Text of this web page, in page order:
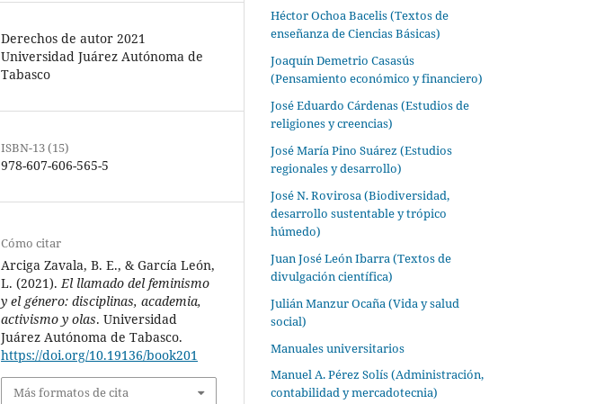
Derechos de autor 2021
Universidad Juárez Autónoma de
Tabasco
ISBN-13 (15)
978-607-606-565-5
Cómo citar
Arciga Zavala, B. E., & García León,
L. (2021).El llamado del feminismo
y el género: disciplinas, academia,
activismo y olas. Universidad
Juárez Autónoma de Tabasco.
https://doi.org/10.19136/book201
Más formatos de cita
Héctor Ochoa Bacelis (Textos de
enseñanza de Ciencias Básicas)
Joaquín Demetrio Casasús
(Pensamiento económico y financiero)
José Eduardo Cárdenas (Estudios de
religiones y creencias)
José María Pino Suárez (Estudios
regionales y desarrollo)
José N. Rovirosa (Biodiversidad,
desarrollo sustentable y trópico
húmedo)
Juan José León Ibarra (Textos de
divulgación científica)
Julián Manzur Ocaña (Vida y salud
social)
Manuales universitarios
Manuel A. Pérez Solís (Administración,
contabilidad y mercadotecnia)